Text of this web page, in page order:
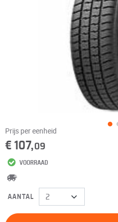
Prijs per eenheid
€ 107,09
VOORRAAD
AANTAL